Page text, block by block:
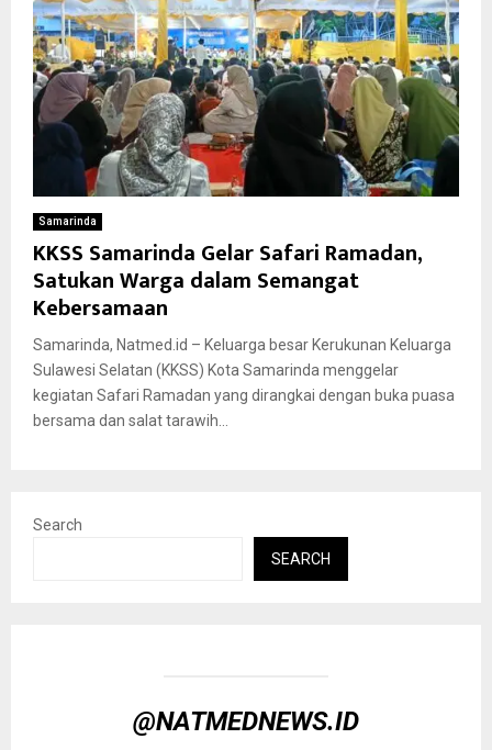
Samarinda
KKSS Samarinda Gelar Safari Ramadan,
Satukan Warga dalam Semangat
Kebersamaan
Samarinda, Natmed.id – Keluarga besar Kerukunan Keluarga
Sulawesi Selatan (KKSS) Kota Samarinda menggelar
kegiatan Safari Ramadan yang dirangkai dengan buka puasa
bersama dan salat tarawih...
Search
SEARCH
@NATMEDNEWS.ID